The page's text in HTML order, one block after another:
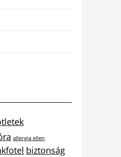
allergia ellen
biztonság